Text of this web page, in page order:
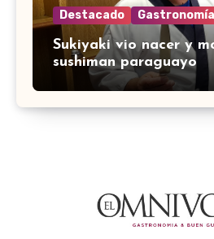
Destacado Gastronomía
Sukiyaki vio nacer y
sushiman paraguayo